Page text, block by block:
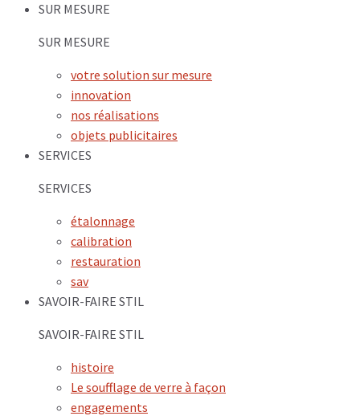
SUR MESURE
SUR MESURE
votre solution sur mesure
innovation
nos réalisations
objets publicitaires
SERVICES
SERVICES
étalonnage
calibration
restauration
sav
SAVOIR-FAIRE STIL
SAVOIR-FAIRE STIL
histoire
Le soufflage de verre à façon
engagements